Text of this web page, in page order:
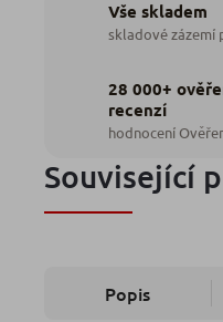
Vše skladem
skladové zázemí
28 000+
recenzí
hodnocení
Související
Popis